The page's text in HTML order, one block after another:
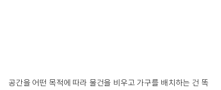
공간을 어떤 목적에 따라 물건을 비우고 가구를 배치하는 건 똑